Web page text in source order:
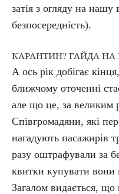
затія з огляду на нашу
безпосередність).
КАРАНТИН? ГАЙДА
А ось рік добігає
ближчому оточенні
але що це, за великим
Співгромадяни, які
нагадують пасажирів
разу оштрафували за
квитки купувати вони
Загалом видається, що